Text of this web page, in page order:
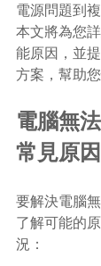
電源問題到
本文將為您
能原因，並
方案，幫助
電腦無
常見原因
要解決電腦
了解可能的
況：